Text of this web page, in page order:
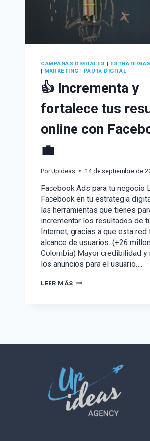
CAMPAÑAS DIGITALES
MARKETING PAUTA DIGITAL
👍 Incrementa y
fortalece tus
online con
💼
Por UpIdeas 14 de septiembre de
Facebook Ads para tu negocio
Facebook en tu estrategia
las herramientas que tienes
incrementar los resultados de
Internet, gracias a que esta red
alcance de usuarios. (+26
Colombia) Mayor credibilidad y
los anuncios para el usuario….
LEER MÁS 👍